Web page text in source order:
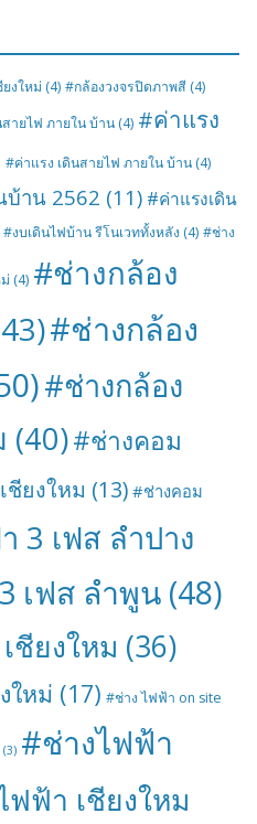
งใหม่ (4) #กล้องวงจรปิดภาพสี (4)
ายไฟ ภายใน บ้าน (4) #ค่าแรง
#ค่าแรง เดินสายไฟ ภายใน บ้าน (4)
บ้าน 2562 (11) #ค่าแรงเดิน
#งบเดินไฟบ้าน รีโนเวททั้งหลัง (4) #ช่าง
(4) #ช่างกล้อง
#ช่างกล้อง
#ช่างกล้อง
(40)#ช่างคอม
ชียงใหม (13) #ช่างคอม
3 เฟส ลำปาง
เฟส ลำพูน (48)
ชียงใหม (36)
ใหม่ (17) #ช่าง ไฟฟ้า on site
(3) #ช่างไฟฟ้า
ฟฟ้า เชียงใหม